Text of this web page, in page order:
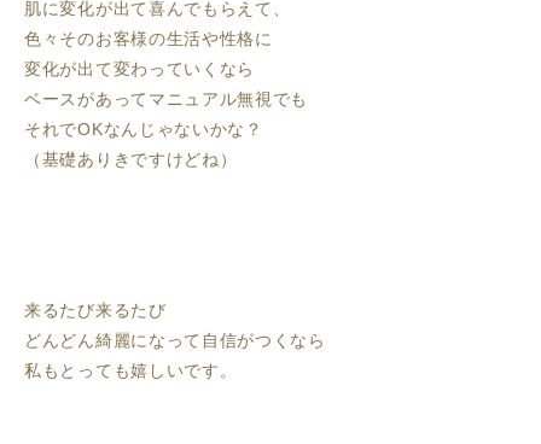
肌に変化が出て喜んでもらえて、
色々そのお客様の生活や性格に
変化が出て変わっていくなら
ベースがあってマニュアル無視でも
それでOKなんじゃないかな？
（基礎ありきですけどね）
来るたび来るたび
どんどん綺麗になって自信がつくなら
私もとっても嬉しいです。